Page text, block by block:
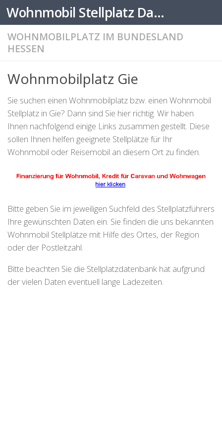
Zum Inhalt springen Wohnmobil Stellplatz Datenbank
WOHNMOBILPLATZ IM BUNDESLAND
HESSEN
Wohnmobilplatz Gie
Sie suchen einen Wohnmobilplatz bzw. einen Wohnmobil
Stellplatz in Gie? Dann sind Sie hier richtig. Wir haben
Ihnen nachfolgend einige Links zusammen gestellt. Diese
sollen Ihnen helfen geeignete Stellplätze für Ihr
Wohnmobil oder Reisemobil an diesem Ort zu finden.
Bitte geben Sie im jeweiligen Suchfeld des Stellplatzführers
Ihre gewünschten Daten ein. Sie finden die uns bekannten
Wohnmobil Stellplätze mit Hilfe des Ortes, der Region
oder der Postleitzahl.
Bitte beachten Sie die Stellplatzdatenbank hat aufgrund
der vielen Daten eventuell lange Ladezeiten.